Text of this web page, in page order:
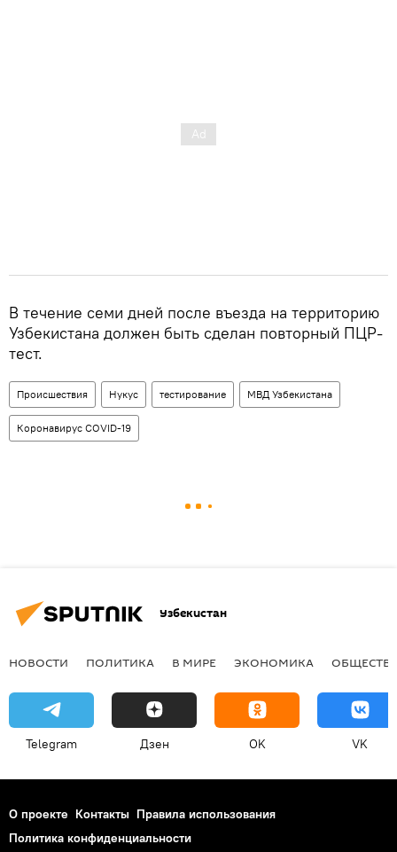
В течение семи дней после въезда на территорию
Узбекистана должен быть сделан повторный ПЦР-
тест.
Происшествия Нукус тестирование МВД Узбекистана
Коронавирус COVID-19
Узбекистан
НОВОСТИ ПОЛИТИКА В МИРЕ ЭКОНОМИКА
Telegram Дзен OK VK
О проекте Контакты Правила использования
Политика конфиденциальности